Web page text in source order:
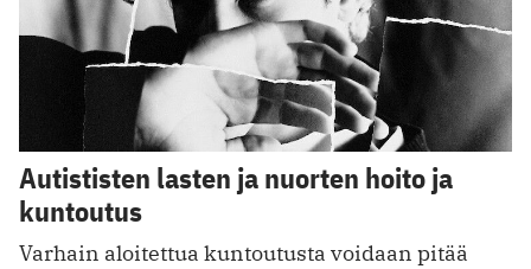
Autististen lasten ja nuorten hoito ja
kuntoutus
Varhain aloitettua kuntoutusta voidaan pitää